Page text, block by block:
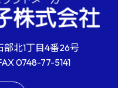
部北1丁目4番26号
0748-77-5141